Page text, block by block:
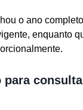
o ano
enquanto
para